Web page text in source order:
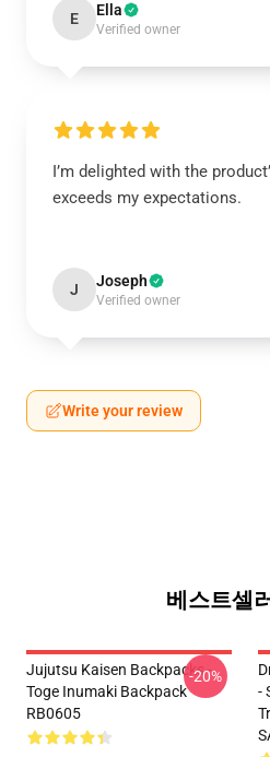
E Ella
Verified owner
I’m delighted with the
exceeds my expectations.
J Joseph
Verified owner
Write your review
베스트셀
Jujutsu Kaisen Backpacks -
Toge Inumaki Backpack
RB0605
-20%
-